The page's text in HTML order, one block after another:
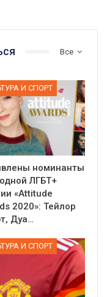
Все
И СПОРТ
номинанты
ЛГБТ+
«Attitude
2020»: Тейлор
Дуа…
И СПОРТ